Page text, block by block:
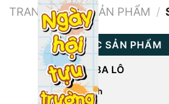
TRANG CHỦ / SẢN PHẨM /
DANH MỤC SẢN PHẨM
CÁC LOẠI BA LÔ
Balo Du Lịch